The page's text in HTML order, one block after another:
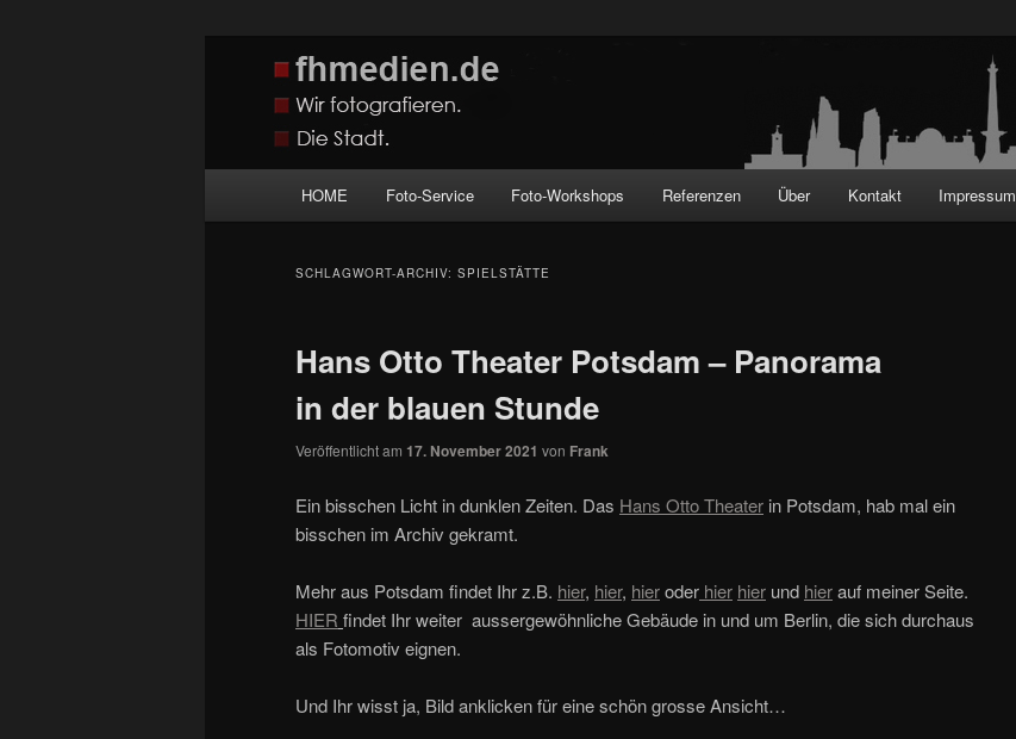
fhmedien.de
Wir fotografieren die Hauptstadt!
HOME Foto-Service Foto-Workshops Referenzen Über Kontakt Impressum
SCHLAGWORT-ARCHIV: SPIELSTÄTTE
Hans Otto Theater Potsdam – Panorama
in der blauen Stunde
Veröffentlicht am 17. November 2021 von Frank
Ein bisschen Licht in dunklen Zeiten. Das Hans Otto Theater in Potsdam, hab mal ein
bisschen im Archiv gekramt.
Mehr aus Potsdam findet Ihr z.B. hier, hier, hieroder hier hier und hierauf meiner Seite.
HIER findet Ihr weiter aussergewöhnliche Gebäude in und um Berlin, die sich durchaus
als Fotomotiv eignen.
Und Ihr wisst ja, Bild anklicken für eine schön grosse Ansicht…